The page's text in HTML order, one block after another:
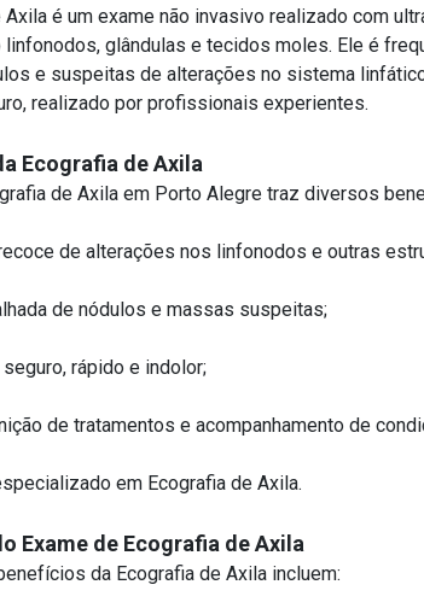
Axila é um exame não invasivo realizado com
linfonodos, glândulas e tecidos moles. Ele é
e suspeitas de alterações no sistema
realizado por profissionais experientes.
Ecografia de Axila
de Axila em Porto Alegre traz diversos
de alterações nos linfonodos e outras
de nódulos e massas suspeitas;
rápido e indolor;
de tratamentos e acompanhamento de
em Ecografia de Axila.
Exame de Ecografia de Axila
da Ecografia de Axila incluem: